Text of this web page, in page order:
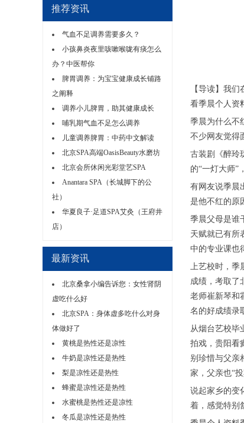
推荐资讯
气血不足调养需要多久？
小孩鼻炎夜里咳嗽喉咙有痰怎么
办？中医帮你
脾胃调养：为宝宝健康成长铺路
之阐释
调养小儿脾胃，助其健康成长
哺乳期气血不足怎么调养
儿童调养脾胃：中药中文解读
北京SPA高端OasisBeauty水磨坊
北京会所休闲光彩堂艺SPA
Anantara SPA（长城脚下的公
社）
华夏良子·足道SPA艾灸（王府井
店）
最新资讯
北京桑拿小编告诉您：女性肾阴
虚吃什么好
北京SPA：身体虚多吃什么对身
体做好了
黄桃是热性还是凉性
牛奶是凉性还是热性
梨是凉性还是热性
蜂蜜是凉性还是热性
水蜜桃是热性还是凉性
冬瓜是凉性还是热性
【导读】我
看季晨个人资
季晨为什么不
不少网友觉得
古装剧《醉玲
的“一灯大师”
有网友说季晨
是他不红的原
季晨父母是谁
天赋就已有所
中的专业课也
上艺校时，季
成绩，考取了
老师崔新琴和
名的好成绩录
从烟台艺校毕
拍戏，贵阳看
别珍惜与父亲
家，父亲也“
说起家乡的变
着，感觉特别